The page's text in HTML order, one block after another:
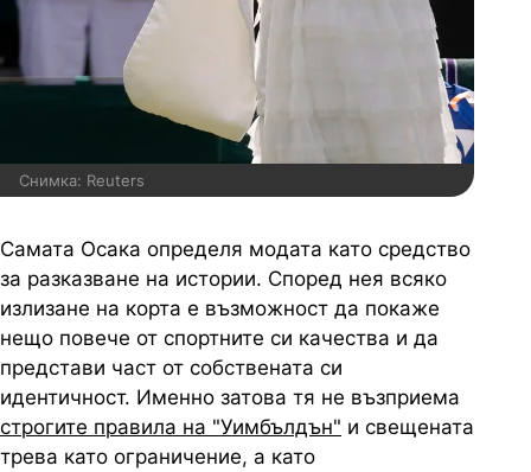
Снимка: Reuters
Самата Осака определя модата като средство
за разказване на истории. Според нея всяко
излизане на корта е възможност да покаже
нещо повече от спортните си качества и да
представи част от собствената си
идентичност. Именно затова тя не възприема
строгите правила на "Уимбълдън" и свещената
трева като ограничение, а като